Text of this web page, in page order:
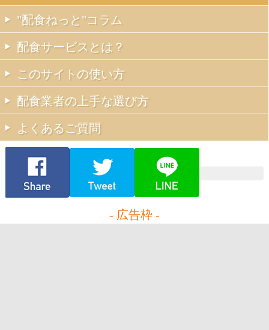
"配食ねっと"コラム
配食サービスとは？
このサイトの使い方
配食業者の上手な選び方
よくあるご質問
- 広告枠 -